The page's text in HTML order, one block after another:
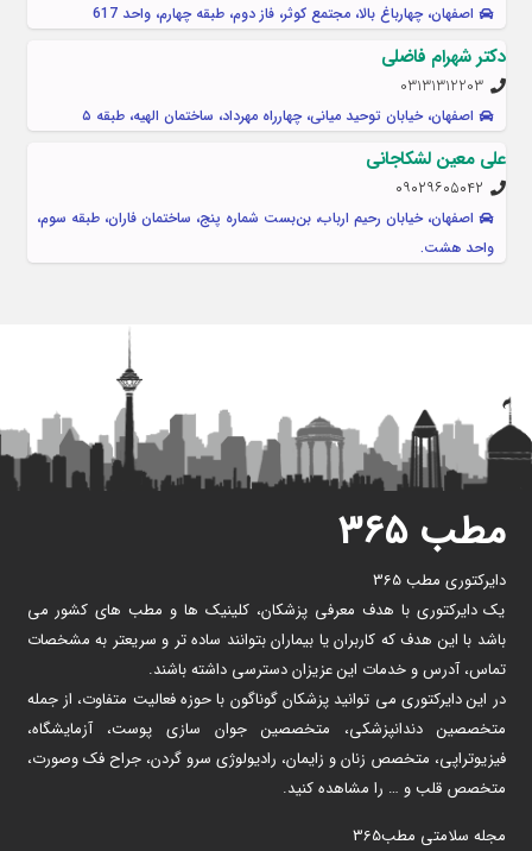
اصفهان، چهارباغ بالا، مجتمع کوثر، فاز دوم، طبقه چهارم، واحد 617
دکتر شهرام فاضلی
03131312203
اصفهان، خیابان توحید میانی، چهارراه مهرداد، ساختمان الهیه، طبقه ۵
علی معین لشکاجانی
۰۹۰۲۹۶۰۵۰۴۲
اصفهان، خیابان رحیم ارباب، بن‌بست شماره پنج، ساختمان فاران، طبقه سوم،
واحد هشت.
مطب ۳۶۵
دایرکتوری مطب 365
یک دایرکتوری با هدف معرفی پزشکان، کلینیک ها و مطب های کشور می
باشد با این هدف که کاربران یا بیماران بتوانند ساده تر و سریعتر به مشخصات
تماس، آدرس و خدمات این عزیزان دسترسی داشته باشند.
در این دایرکتوری می توانید پزشکان گوناگون با حوزه فعالیت متفاوت، از جمله
متخصصین دندانپزشکی، متخصصین جوان سازی پوست، آزمایشگاه،
فیزیوتراپی، متخصص زنان و زایمان، رادیولوژی سرو گردن، جراح فک وصورت،
متخصص قلب و … را مشاهده کنید.
مجله سلامتی مطب365